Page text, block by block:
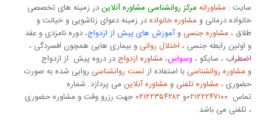
سایت مشاورانه : مرکز روانشناسی مشاوره آنلایندر زمینه های تخصصی
خانواده درمانی و مشاوره خانواده در زمینه دعوای زناشویی و خیانت و
طلاق ، مشاوره جنسی و آموزش های پیش از ازدواج، دوره نامزدی و عقد
و اولین رابطه جنسی ، اختلال روانی و بیماری هایی همچون افسردگی ،
اضطراب ، سایکو ، وسواس، مشاوره ازدواج در دروه پیش از ازدواج
و مشاوره روانشناسی با استفاده از تست روانشناسی روایی شده به صورت
حضوری ، مشاوره تلفنی و مشاوره آنلاین می پردازد. شماره
تماس ۰۲۱۲۲۲۴۷۱۰۰و ۰۲۱۲۲۳۵۴۲۸۲ جهت رزرو وقت و مشاوره حضوری
، تلفنی می باشد.